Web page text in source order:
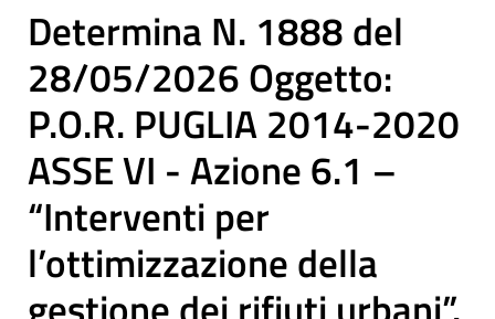
Determina N. 1888 del
28/05/2026 Oggetto:
P.O.R. PUGLIA 2014-2020
ASSE VI - Azione 6.1 –
“Interventi per
l’ottimizzazione della